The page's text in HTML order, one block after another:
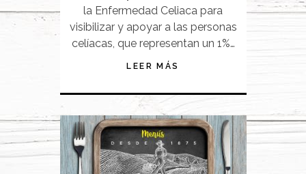
la Enfermedad Celiaca para
visibilizar y apoyar a las personas
celíacas, que representan un 1%…
LEER MÁS